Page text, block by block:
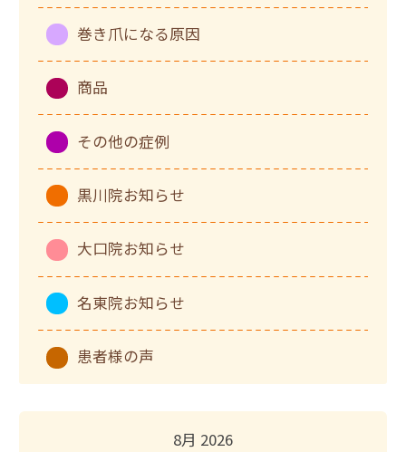
巻き爪になる原因
商品
その他の症例
黒川院お知らせ
大口院お知らせ
名東院お知らせ
患者様の声
8月 2026